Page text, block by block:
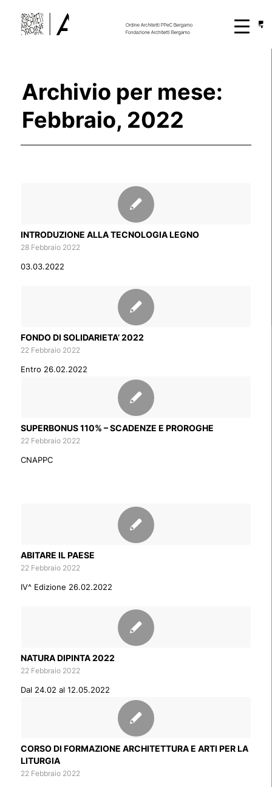
Archivio per mese:
Febbraio, 2022
INTRODUZIONE ALLA TECNOLOGIA LEGNO
28 Febbraio 2022
03.03.2022
FONDO DI SOLIDARIETA’ 2022
22 Febbraio 2022
Entro 26.02.2022
SUPERBONUS 110% – SCADENZE E PROROGHE
22 Febbraio 2022
CNAPPC
ABITARE IL PAESE
22 Febbraio 2022
IV^ Edizione 26.02.2022
NATURA DIPINTA 2022
22 Febbraio 2022
Dal 24.02 al 12.05.2022
CORSO DI FORMAZIONE ARCHITETTURA E ARTI PER LA
LITURGIA
22 Febbraio 2022